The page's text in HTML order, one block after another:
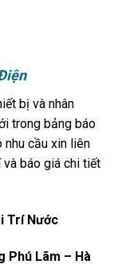
bị và nhân
trong bảng báo
nhu cầu xin liên
báo giá chi tiết
Trí Nước
Phú Lãm – Hà